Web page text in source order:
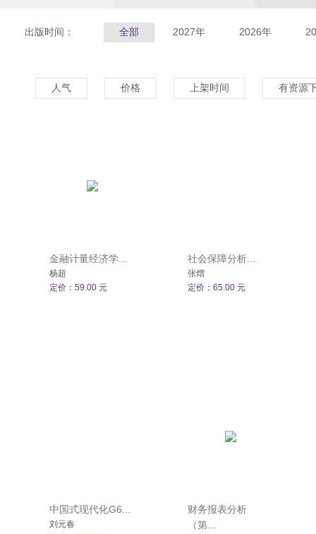
出版时间： 全部 2027年 2026年
人气 价格 上架时间 有资源
金融计量经济学...
杨超
定价：59.00 元
社会保障分析...
张熠
定价：65.00 元
中国式现代化G6...
刘元春
财务报表分析
（第...